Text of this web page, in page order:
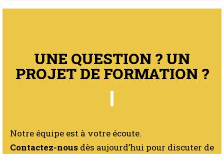
UNE QUESTION ? UN
PROJET DE FORMATION ?
Notre équipe est à votre écoute.
Contactez-nous dès aujourd’hui pour discuter de